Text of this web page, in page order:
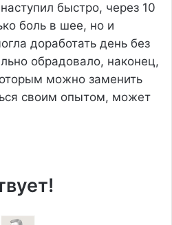
быстро, через 10
боль в шее, но и
доработать день без
обрадовало, наконец,
можно заменить
своим опытом, может